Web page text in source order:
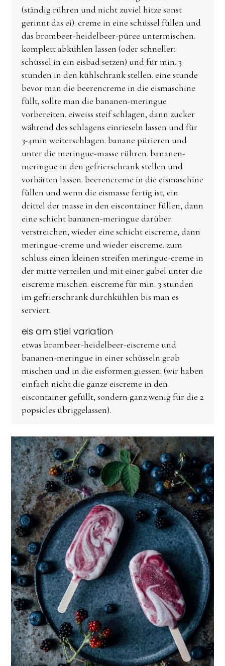
(ständig rühren und nicht zuviel hitze sonst
gerinnt das ei). creme in eine schüssel füllen und
das brombeer-heidelbeer-püree untermischen.
komplett abkühlen lassen (oder schneller:
schüssel in ein eisbad setzen) und für min. 3
stunden in den kühlschrank stellen. eine stunde
bevor man die beerencreme in die eismaschine
füllt, sollte man die bananen-meringue
vorbereiten. eiweiss steif schlagen, dann zucker
während des schlagens einrieseln lassen und für
3-4min weiterschlagen. banane pürieren und
unter die meringue-masse rühren. bananen-
meringue in den gefrierschrank stellen und
vorhärten lassen. beerencreme in die eismaschine
füllen und wenn die eismasse fertig ist, ein
drittel der masse in den eiscontainer füllen, dann
eine schicht bananen-meringue darüber
verstreichen, wieder eine schicht eiscreme, dann
meringue-creme und wieder eiscreme. zum
schluss einen kleinen streifen meringue-creme in
der mitte verteilen und mit einer gabel unter die
eiscreme mischen. eiscreme für min. 3 stunden
im gefrierschrank durchkühlen bis man es
serviert.
eis am stiel variation
etwas brombeer-heidelbeer-eiscreme und
bananen-meringue in einer schüsseln grob
mischen und in die eisformen giessen. (wir haben
einfach nicht die ganze eiscreme in den
eiscontainer gefüllt, sondern ganz wenig für die 2
popsicles übriggelassen).